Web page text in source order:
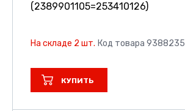
(2389901105=253410126)
На складе 2 шт. Код товара 9388235
КУПИТЬ